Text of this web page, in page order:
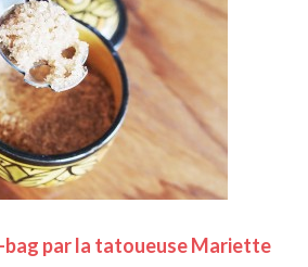
par la tatoueuse Mariette